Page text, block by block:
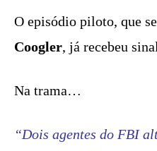
O episódio piloto, que
Coogler, já recebeu
Na trama…
“Dois agentes do FBI